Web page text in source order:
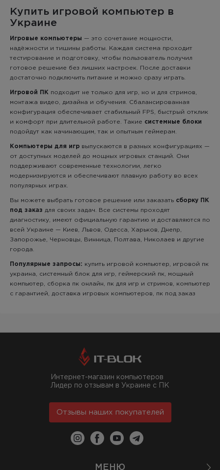
Купить игровой компьютер в
Украине
Игровые компьютеры — это сочетание мощности,
надёжности и тишины работы. Каждая система проходит
тестирование и подготовку, чтобы пользователь получил
готовое решение без лишних настроек. После доставки
достаточно подключить питание и можно сразу играть.
Игровой ПК подходит не только для игр, но и для стримов,
монтажа видео, дизайна и обучения. Сбалансированная
конфигурация обеспечивает стабильный FPS, быстрый отклик
и комфорт при длительной работе. Такие системные блоки
подойдут как начинающим, так и опытным геймерам.
Компьютеры для игр выпускаются в разных конфигурациях —
от доступных моделей до мощных игровых станций. Они
поддерживают современные технологии, легко
модернизируются и обеспечивают плавную работу во всех
популярных играх.
Вы можете выбрать готовое решение или заказать сборку ПК
под заказ для своих задач. Все системы проходят
диагностику, имеют официальную гарантию и доставляются по
всей Украине — Киев, Львов, Одесса, Харьков, Днепр,
Запорожье, Черновцы, Винница, Полтава, Николаев и другие
города.
Популярные запросы: купить игровой компьютер, игровой пк
украина, системный блок для игр, геймерский пк, мощный
компьютер, сборка пк онлайн, пк для игр и стримов, компьютер
с гарантией, доставка игровых компьютеров, пк под заказ
Интернет-магазин компьютеров
Лидер по отзывам в Украине с ПК
Отзывы наших покупателей
МЕНЮ